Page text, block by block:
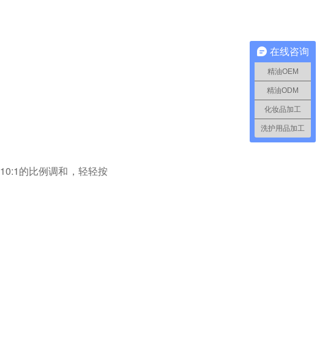
10:1的比例调和，轻轻按
在线咨询
精油OEM
精油ODM
化妆品加工
洗护用品加工